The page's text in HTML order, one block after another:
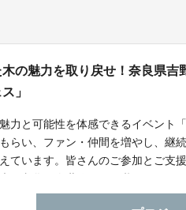
の魅力を取り戻せ！奈良県吉
」
力と可能性を体感できるイベント
らい、ファン・仲間を増やし、継
ています。皆さんのご参加とご支